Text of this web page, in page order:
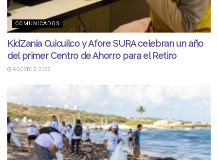
COMUNICADOS
KidZania Cuicuilco y Afore SURA celebran un año
del primer Centro de Ahorro para el Retiro
AGOSTO 2, 2026